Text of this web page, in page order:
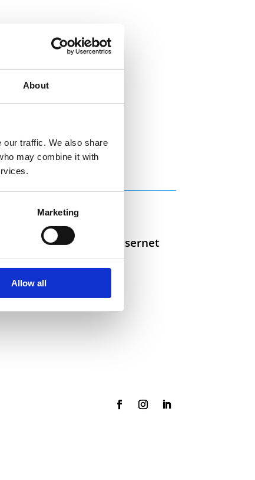
About
our traffic. We also share
may combine it with
Marketing
Allow all
Selskaper i konsernet